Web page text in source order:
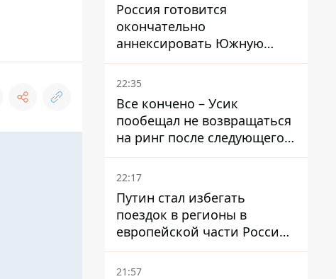
Россия готовится
окончательно
аннексировать Южную
Осетию – страны НАТО
обеспокоены
22:35
Все кончено – Усик
пообещал не возвращаться
на ринг после следующего
боя
22:17
Путин стал избегать
поездок в регионы в
европейской части России,
куда регулярно долетают
дроны
21:57